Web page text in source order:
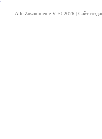
Alle Zusammen e.V. © 2026 | Сайт